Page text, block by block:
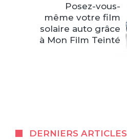
Posez-vous-
même votre film
solaire auto grâce
à Mon Film Teinté
DERNIERS ARTICLES